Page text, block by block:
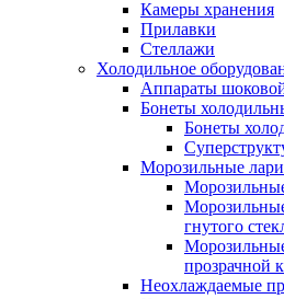
Камеры хранения
Прилавки
Стеллажи
Холодильное
Аппараты
Бонеты
Бонеты
Морозильные лари
гнутого
прозрачной
Неохлаждаемые